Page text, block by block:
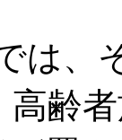
は、
齢